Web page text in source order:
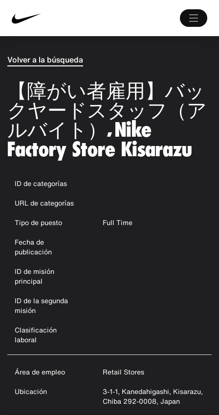
Volver a la búsqueda
【障がい者雇用】バッ
クヤードスタッフ（ア
ルバイト）, Nike
Factory Store Kisarazu
ID de categorías
URL de categorías
Tipo de puesto
Full Time
Fecha de
publicación
ID de misión
principal
ID de la segunda
misión
Clasificación
laboral
Área de empleo
Retail Stores
Ubicación
3-1-1, Kanedahigashi, Kisarazu,
Chiba 292-0008, Japan